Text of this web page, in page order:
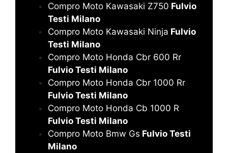
Compro Moto Kawasaki Z750 Fulvio
Testi Milano
Compro Moto Kawasaki Ninja Fulvio
Testi Milano
Compro Moto Honda Cbr 600 Rr
Fulvio Testi Milano
Compro Moto Honda Cbr 1000 Rr
Fulvio Testi Milano
Compro Moto Honda Cb 1000 R
Fulvio Testi Milano
Compro Moto Bmw Gs Fulvio Testi
Milano